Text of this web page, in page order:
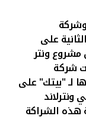
على
مشروع ونتر
شركة
لـ "بيتك" على
هذه الشراكة